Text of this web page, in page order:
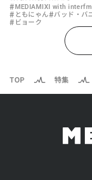
# MEDIAMIXI with interfm
# ともにゃん#バッド・バ
# ビョーク
TOP 特集